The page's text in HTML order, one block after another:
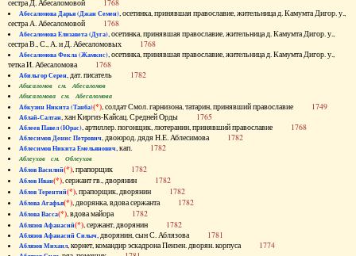
сестра Д. Абесаломовой 1768
Абесаломова Дарья (Джан Семен), осетинка, принявшая православие, жительница д. Камумта Дигор. у.,
сестра А. Абесаломовой 1768
Абесаломова Елизавета (Дуга), осетинка, принявшая православие, жительница д. Камумта Дигор. у.,
сестра В., С., А. и Д. Абесаломовых 1768
Абесаломова Фекла (Жамкис), осетинка, принявшая православие, жительница д. Камумта Дигор. у.,
тетка И. Абесаломова 1768
Абильгор Серен, дат. писатель 1782
Абисаломов см. Абесаломов
Абисаломова см. Абесаломова
Абкузин Никита (Танба)(*), солдат Смол. гарнизона, татарин, принявший православие 1749
Аблай-Салтан, хан Киргиз-Кайсац. Средней Орды 1765
Аблеев Павел (Юрас), артиллер. погонщик, лютеранин, принявший православие 1768
Аблесимов Денис Петрович, двоюрод. дядя Н.Е. Аблесимова 1782
Аблесимов Никита Емельянович, кап. 1782
Аблеухов см. Облеухов
Аблов Василий(*), прапорщик 1782
Аблов Иван(*), сержант гв., дворянин 1782
Аблов Терентий(*), прапорщик, дворянин 1782
Аблова Агафья(*), дворянка, вдова сержанта 1782
Аблова Васса(*), вдова майора 1782
Аблязов Афанасий(*), сержант, дворянин 1782
Аблязов Афанасий Силыч, дворянин, сын С. Аблязова 1781
Аблязов Михаил, корнет, командир эскадрона Пензен. дворян. корпуса 1774